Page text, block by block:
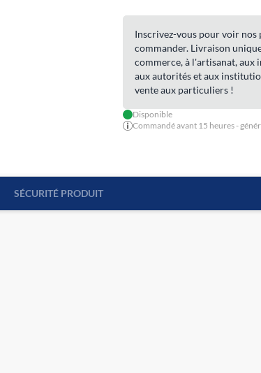
Inscrivez-vous pour voir
commander. Livraison
commerce, à l'artisanat,
aux autorités et aux
vente aux particuliers !
Disponible
Commandé avant 15 heures -
SÉCURITÉ PRODUIT